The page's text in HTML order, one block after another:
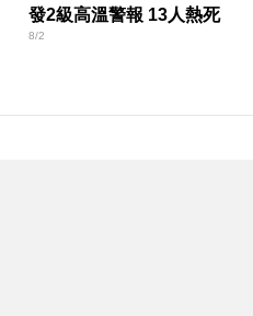
發2級高溫警報 13人熱死
8/2